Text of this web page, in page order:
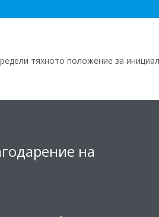
тяхното положение за
на